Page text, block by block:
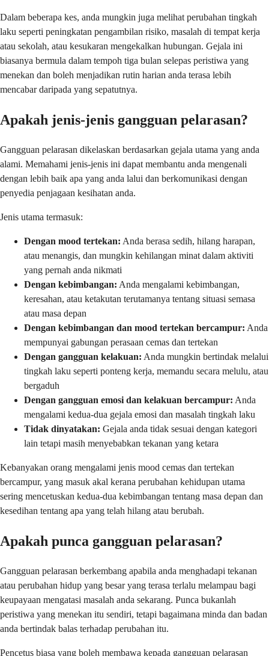
Dalam beberapa kes, anda mungkin juga melihat perubahan tingkah
laku seperti peningkatan pengambilan risiko, masalah di tempat kerja
atau sekolah, atau kesukaran mengekalkan hubungan. Gejala ini
biasanya bermula dalam tempoh tiga bulan selepas peristiwa yang
menekan dan boleh menjadikan rutin harian anda terasa lebih
mencabar daripada yang sepatutnya.
Apakah jenis-jenis gangguan pelarasan?
Gangguan pelarasan dikelaskan berdasarkan gejala utama yang anda
alami. Memahami jenis-jenis ini dapat membantu anda mengenali
dengan lebih baik apa yang anda lalui dan berkomunikasi dengan
penyedia penjagaan kesihatan anda.
Jenis utama termasuk:
Dengan mood tertekan: Anda berasa sedih, hilang harapan,
atau menangis, dan mungkin kehilangan minat dalam aktiviti
yang pernah anda nikmati
Dengan kebimbangan: Anda mengalami kebimbangan,
keresahan, atau ketakutan terutamanya tentang situasi semasa
atau masa depan
Dengan kebimbangan dan mood tertekan bercampur: Anda
mempunyai gabungan perasaan cemas dan tertekan
Dengan gangguan kelakuan: Anda mungkin bertindak melalui
tingkah laku seperti ponteng kerja, memandu secara melulu, atau
bergaduh
Dengan gangguan emosi dan kelakuan bercampur: Anda
mengalami kedua-dua gejala emosi dan masalah tingkah laku
Tidak dinyatakan: Gejala anda tidak sesuai dengan kategori
lain tetapi masih menyebabkan tekanan yang ketara
Kebanyakan orang mengalami jenis mood cemas dan tertekan
bercampur, yang masuk akal kerana perubahan kehidupan utama
sering mencetuskan kedua-dua kebimbangan tentang masa depan dan
kesedihan tentang apa yang telah hilang atau berubah.
Apakah punca gangguan pelarasan?
Gangguan pelarasan berkembang apabila anda menghadapi tekanan
atau perubahan hidup yang besar yang terasa terlalu melampau bagi
keupayaan mengatasi masalah anda sekarang. Punca bukanlah
peristiwa yang menekan itu sendiri, tetapi bagaimana minda dan badan
anda bertindak balas terhadap perubahan itu.
Pencetus biasa yang boleh membawa kepada gangguan pelarasan